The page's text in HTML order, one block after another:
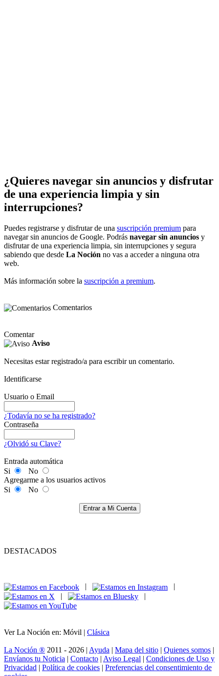
¿Quieres navegar sin anuncios y disfrutar
de una experiencia limpia y sin
interrupciones?
Puedes registrarse y disfrutar de una suscripción premium para
navegar sin anuncios de Google. Podrás navegar sin anuncios y
disfrutar de una experiencia limpia, sin interrupciones y segura
sabiendo que desde La Noción no vas a acceder a ninguna otra
web.
Más información sobre la suscripción a premium.
Comentarios
Comentar
Aviso
Necesitas estar registrado/a para escribir un comentario.
Identificarse
Usuario o Email
¿Todavía no se ha registrado?
Contraseña
¿Olvidó su Clave?
Entrada automática
Si
No
Agregarme a los usuarios activos
Si
No
Entrar a Mi Cuenta
DESTACADOS
|
|
Ver La Noción en: Móvil | Clásica
La Noción ® 2011 - 2026 | Ayuda | Mapa del sitio | Quienes somos |
Envíanos tu Noticia | Contacto | Aviso Legal | Condiciones de Uso y
Privacidad | Política de cookies | Preferencias del consentimiento de